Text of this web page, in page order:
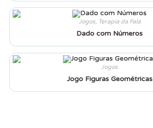
Jogos, Terapia da Fala
Dado com Números
Jogos
Jogo Figuras Geométricas